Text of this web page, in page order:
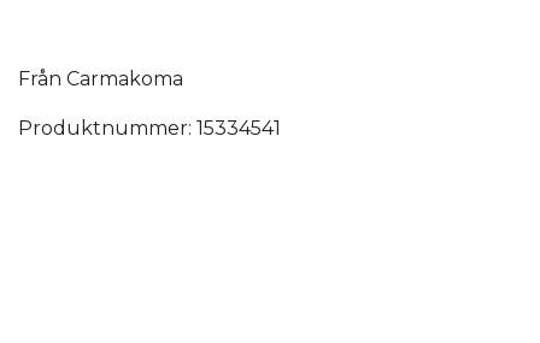
Från Carmakoma
Produktnummer: 15334541